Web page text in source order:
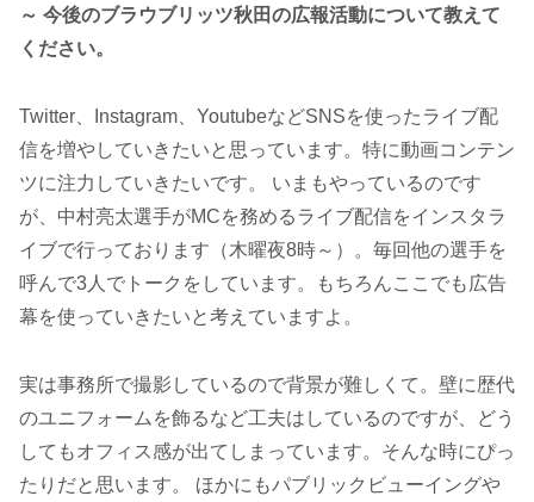
～ 今後のブラウブリッツ秋田の広報活動について教えて
ください。
Twitter、Instagram、YoutubeなどSNSを使ったライブ配
信を増やしていきたいと思っています。特に動画コンテン
ツに注力していきたいです。 いまもやっているのです
が、中村亮太選手がMCを務めるライブ配信をインスタラ
イブで行っております（木曜夜8時～）。毎回他の選手を
呼んで3人でトークをしています。もちろんここでも広告
幕を使っていきたいと考えていますよ。
実は事務所で撮影しているので背景が難しくて。壁に歴代
のユニフォームを飾るなど工夫はしているのですが、どう
してもオフィス感が出てしまっています。そんな時にぴっ
たりだと思います。 ほかにもパブリックビューイングや